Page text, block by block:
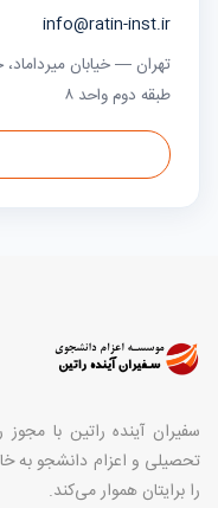
info@ratin-inst.ir
طبقه دوم واحد ۸
سفیران آینده راتین با
تحصیلی و اعزام دانشجو به
را برایتان هموار می‌کند.